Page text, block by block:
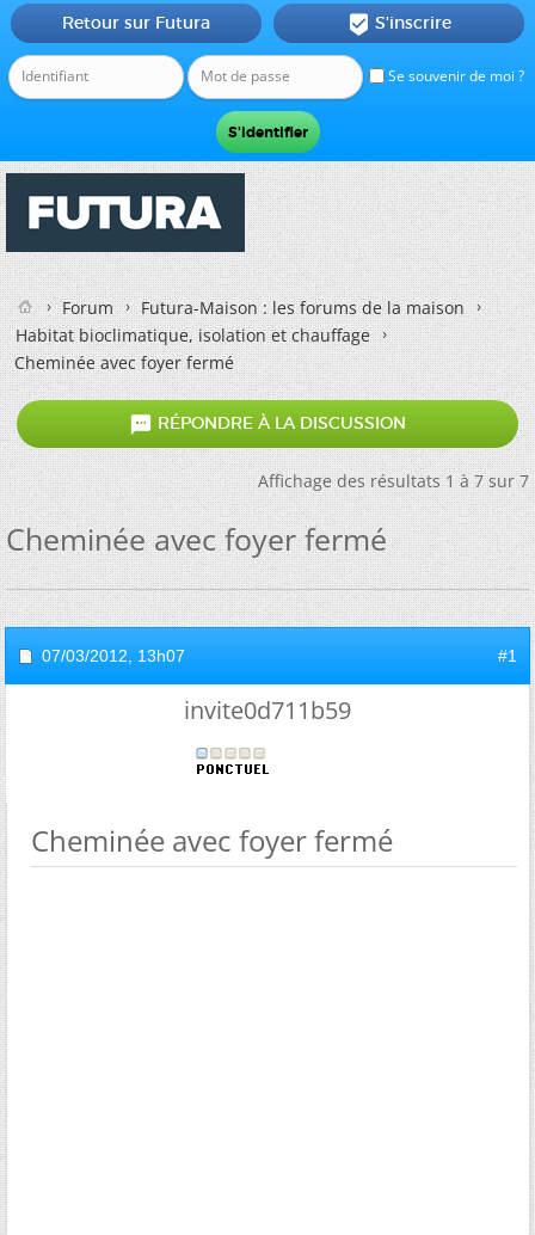
Se souvenir de moi ?
Retour sur Futura  S'inscrire
Forum
Futura-Maison : les forums de la maison
Habitat bioclimatique, isolation et chauffage
Cheminée avec foyer fermé
 RÉPONDRE À LA DISCUSSION
Affichage des résultats 1 à 7 sur 7
Cheminée avec foyer fermé
07/03/2012, 13h07 #1
invite0d711b59
Cheminée avec foyer fermé